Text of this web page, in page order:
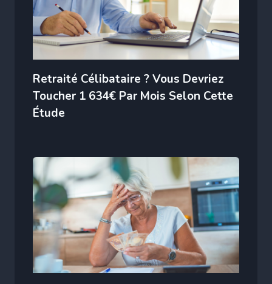
Retraité Célibataire ? Vous Devriez
Toucher 1 634€ Par Mois Selon Cette
Étude